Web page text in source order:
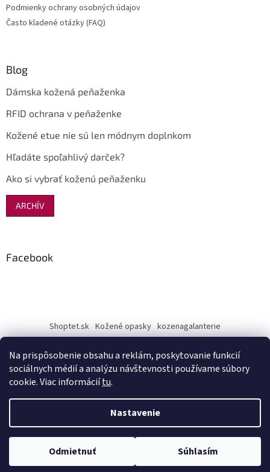
Na prispôsobenie obsahu a reklám, poskytovanie funkcií
sociálnych médií a analýzu návštevnosti používame súbory
cookie. Viac informáciítu.
Nastavenie
Odmietnuť Súhlasím
Podmienky ochrany osobných údajov
Často kladené otázky (FAQ)
Blog
Dámska kožená peňaženka
RFID ochrana v peňaženke
Kožené etue nie sú len módnym doplnkom
Hľadáte spoľahlivý darček?
Ako si vybrať koženú peňaženku
ARCHÍV
Facebook
Shoptet.sk Kožené opasky kozenagalanterie
Copyright 2026penazenkyshop.sk. Všetky práva vyhradené.
Upraviť nastavenie cookies